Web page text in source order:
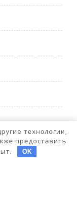
технологии,
предоставить
OK